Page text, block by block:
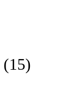
(15)